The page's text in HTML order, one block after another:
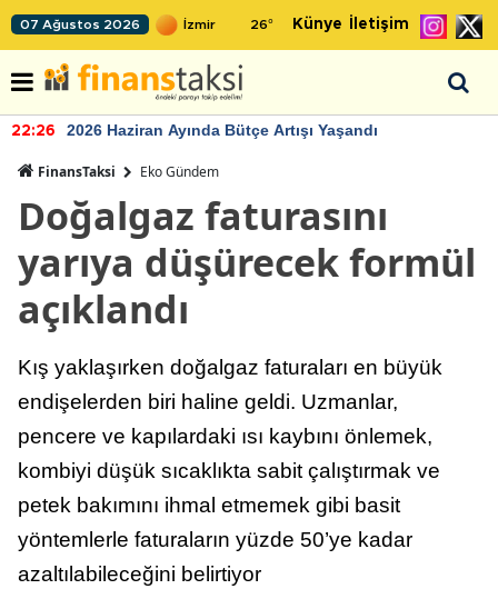
07 Ağustos 2026 26° Künye İletişim
22:26 2026 Haziran Ayında Bütçe Artışı Yaşandı
FinansTaksi Eko Gündem
Doğalgaz faturasını
yarıya düşürecek formül
açıklandı
Kış yaklaşırken doğalgaz faturaları en büyük
endişelerden biri haline geldi. Uzmanlar,
pencere ve kapılardaki ısı kaybını önlemek,
kombiyi düşük sıcaklıkta sabit çalıştırmak ve
petek bakımını ihmal etmemek gibi basit
yöntemlerle faturaların yüzde 50’ye kadar
azaltılabileceğini belirtiyor